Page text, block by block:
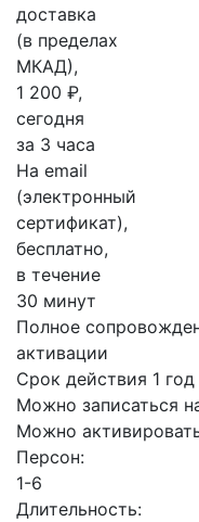
доставка
(в пределах
МКАД),
1 200 ₽,
сегодня
за 3 часа
На email
(электронный
сертификат),
бесплатно,
в течение
30 минут
Полное
активации
Срок действия 1 год
Можно записаться
Можно
Персон:
1-6
Длительность: